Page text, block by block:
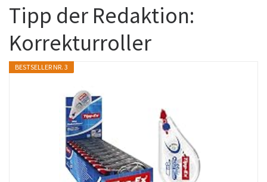
Tipp der Redaktion:
Korrekturroller
BESTSELLER NR. 3